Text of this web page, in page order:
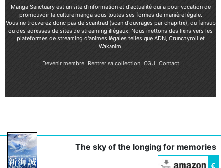
The sky of the longing for memories
€
Manga Sanctuary est un site d'information et d'actualité qui a pour vocation de
promouvoir la culture manga sous toutes ses formes de manière légale.
Vous ne trouverez donc pas de scantrad (scan d'ouvrages par chapitre), du fansub
ou des adresses de sites de streaming illégaux. Nous mettons des liens vers les
plateformes de streaming d'animes légales telles que ADN, Crunchyroll et
Wakanim.
Devenir membre Rentrer sa collection CGU Contact